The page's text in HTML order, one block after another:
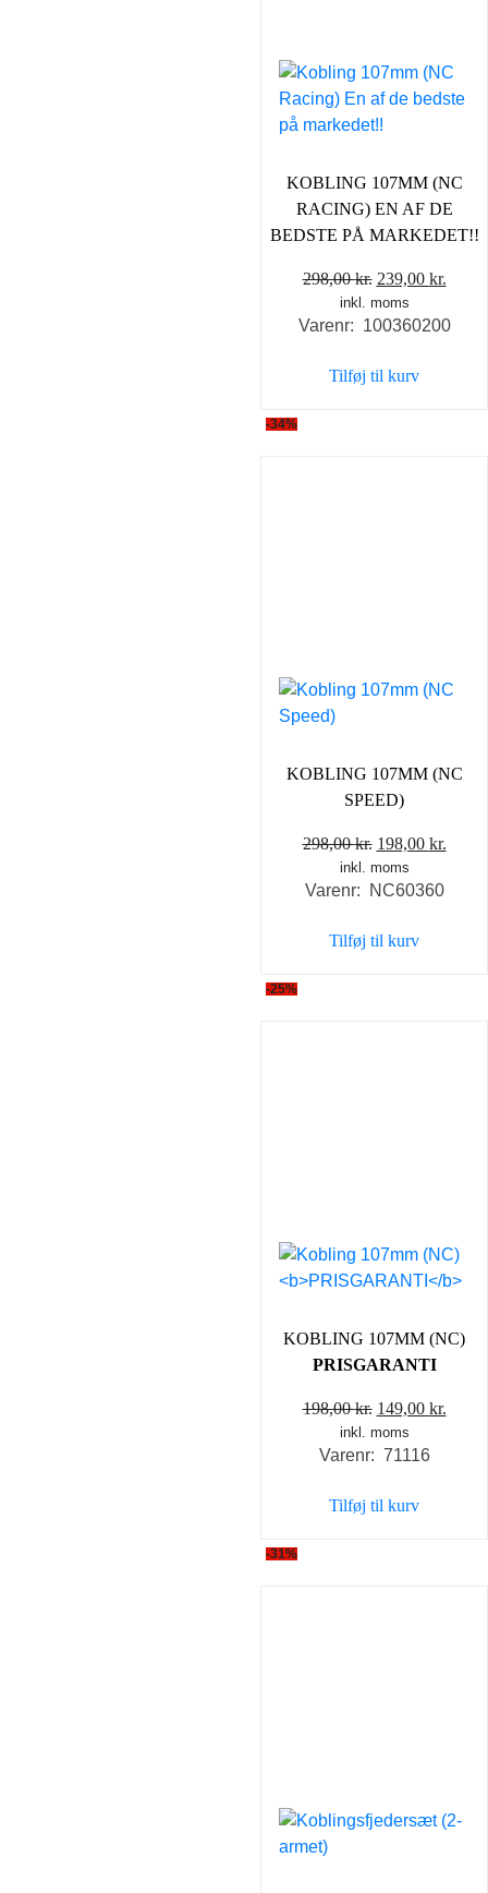
KOBLING 107MM (NC
RACING) EN AF DE
BEDSTE PÅ MARKEDET!!
298,00kr. Den
oprindelige
pris
298,00 kr..
239,00 kr.
pris
inkl. moms
Varenr: 100360200
Tilføj til kurv
-34%
KOBLING 107MM (NC
SPEED)
298,00kr. Den
oprindelige
pris
298,00 kr..
198,00 kr.
inkl. moms
Varenr: NC60360
Tilføj til kurv
-25%
KOBLING 107MM (NC)
PRISGARANTI
198,00kr. Den
oprindelige
pris
198,00 kr..
149,00 kr.
inkl. moms
Varenr: 71116
Tilføj til kurv
-31%